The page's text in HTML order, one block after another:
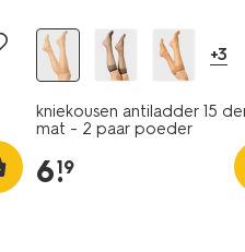
+3
kniekousen antiladder 15
mat - 2 paar poeder
6.
19